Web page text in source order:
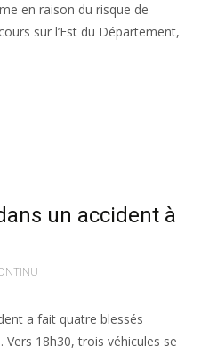
en raison du risque de
sur l’Est du Département,
un accident à
a fait quatre blessés
Vers 18h30, trois véhicules se